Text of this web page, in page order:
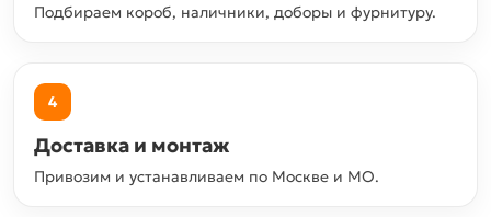
Подбираем короб, наличники, доборы и фурнитуру.
4
Доставка и монтаж
Привозим и устанавливаем по Москве и МО.